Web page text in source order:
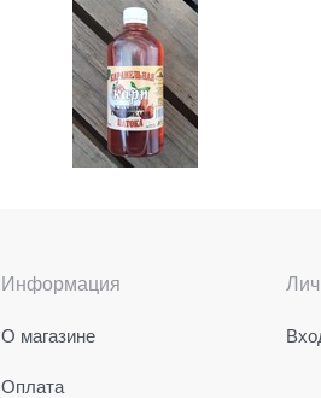
Информация
О магазине
Оплата